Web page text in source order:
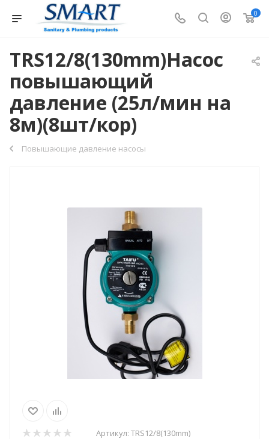
0
TRS12/8(130mm)Насос
повышающий
давление (25л/мин на
8м)(8шт/кор)
Повышающие давление насосы
Артикул: TRS12/8(130mm)